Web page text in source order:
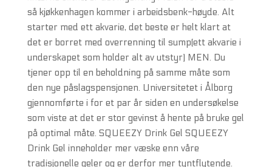
så kjøkkenhagen kommer i arbeidsbenk-høyde. Alt
starter med ett akvarie, det beste er helt klart at
det er borret med overrenning til sump(ett akvarie i
underskapet som holder alt av utstyr) MEN. Du
tjener opp til en beholdning på samme måte som
den nye påslagspensjonen. Universitetet i Ålborg
gjennomførte i for et par år siden en undersøkelse
som viste at det er stor gevinst å hente på bruke gel
på optimal måte. SQUEEZY Drink Gel SQUEEZY
Drink Gel inneholder mer væske enn våre
tradisjonelle geler og er derfor mer tyntflytende.